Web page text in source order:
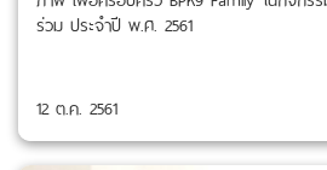
ร่วม ประจำปี พ.ศ. 2561
12 ต.ค. 2561